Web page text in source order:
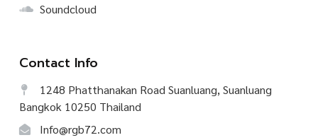
Soundcloud
Contact Info
1248 Phatthanakan Road Suanluang, Suanluang
Bangkok 10250 Thailand
Info@rgb72.com